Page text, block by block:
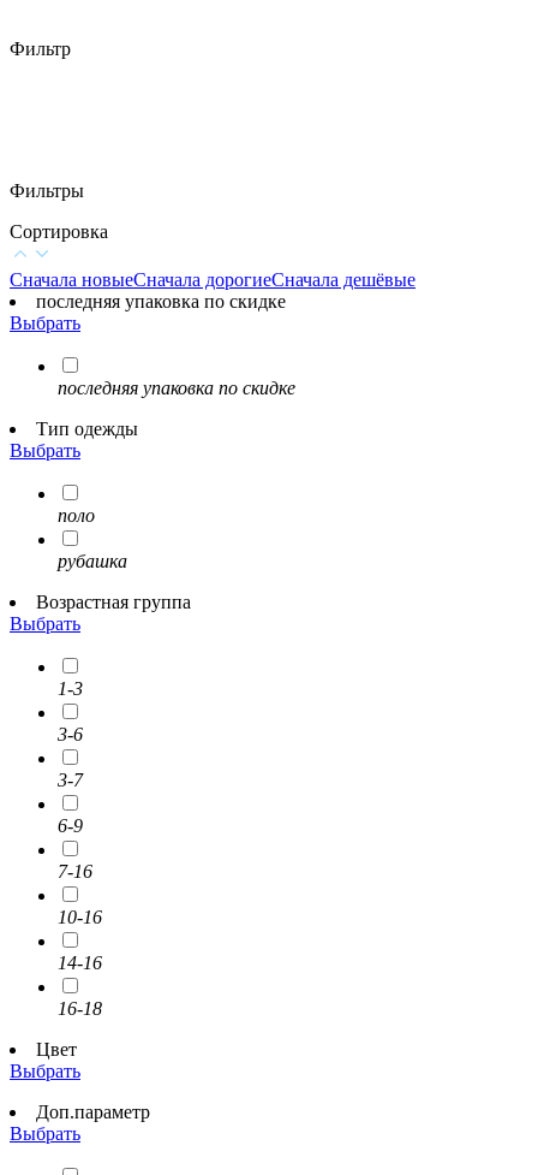
Фильтр
Фильтры
Сортировка
Сначала новыеСначала дорогиеСначала дешёвые
последняя упаковка по скидке
Выбрать
последняя упаковка по скидке
Тип одежды
Выбрать
поло
рубашка
Возрастная группа
Выбрать
1-3
3-6
3-7
6-9
7-16
10-16
14-16
16-18
Цвет
Выбрать
Доп.параметр
Выбрать